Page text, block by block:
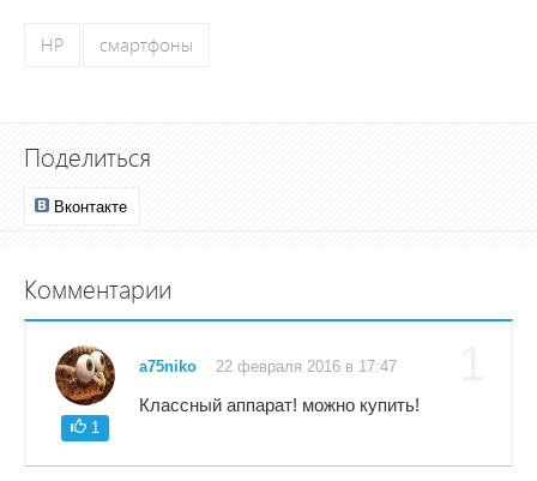
HP смартфоны
Поделиться
Вконтакте
Комментарии
1
a75niko 22 февраля 2016 в 17:47
Классный аппарат! можно купить!